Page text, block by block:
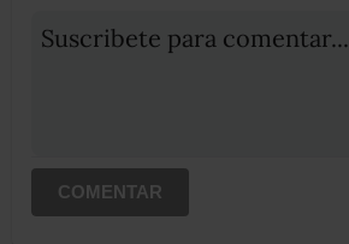
Suscribete para comentar...
COMENTAR